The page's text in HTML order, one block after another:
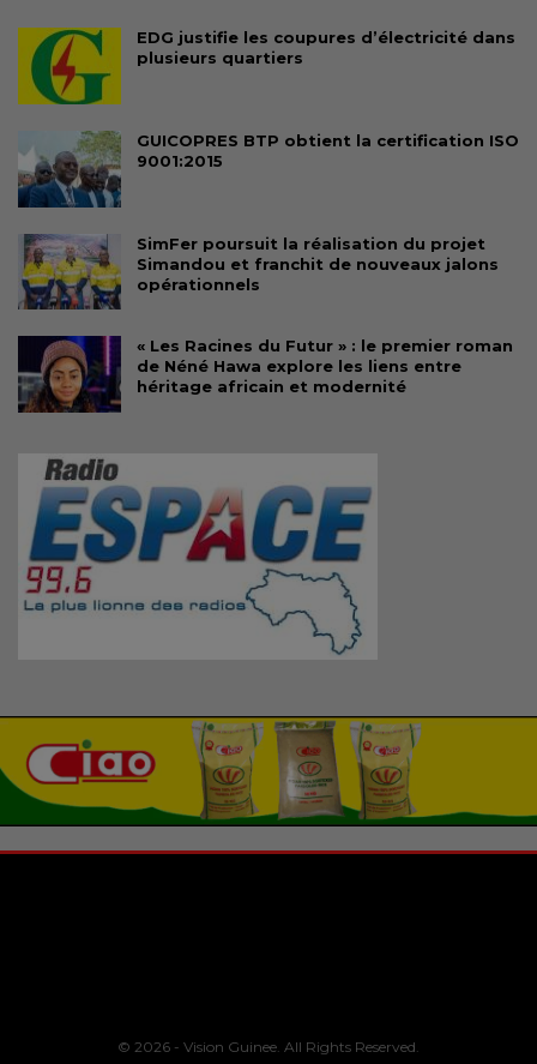
EDG justifie les coupures d’électricité dans
plusieurs quartiers
GUICOPRES BTP obtient la certification ISO
9001:2015
SimFer poursuit la réalisation du projet
Simandou et franchit de nouveaux jalons
opérationnels
« Les Racines du Futur » : le premier roman
de Néné Hawa explore les liens entre
héritage africain et modernité
© 2026 - Vision Guinee. All Rights Reserved.